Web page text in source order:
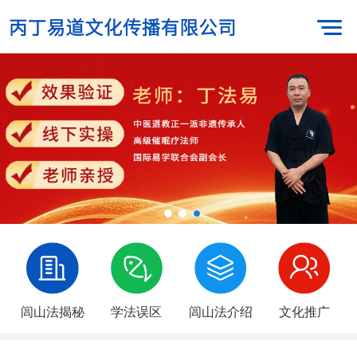
闾山法揭秘 学法误区 闾山法介绍 文化推广